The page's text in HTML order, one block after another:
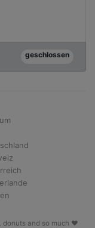
geschlossen
donuts and so much ♥